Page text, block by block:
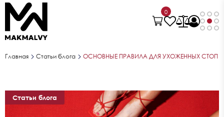
0
Главная Статьи блога ОСНОВНЫЕ ПРАВИЛА ДЛЯ УХОЖЕННЫХ СТОП
Статьи блога